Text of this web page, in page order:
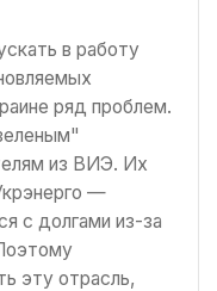
в работу
ряд проблем.
из ВИЭ. Их
—
с долгами из-за
эту отрасль,